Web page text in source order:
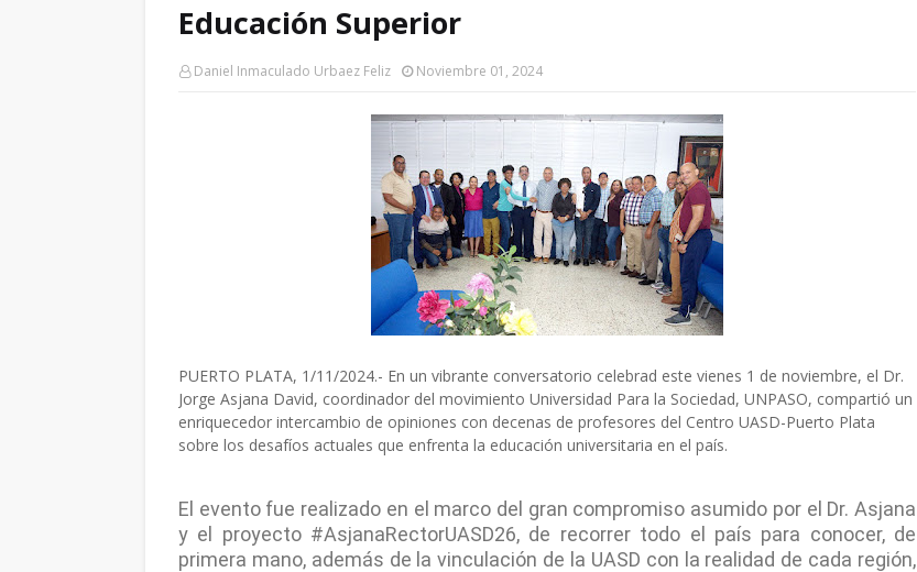
Educación Superior
Daniel Inmaculado Urbaez Feliz Noviembre 01, 2024
PUERTO PLATA, 1/11/2024.- En un vibrante conversatorio celebrad este vienes 1 de noviembre, el Dr.
Jorge Asjana David, coordinador del movimiento Universidad Para la Sociedad, UNPASO, compartió un
enriquecedor intercambio de opiniones con decenas de profesores del Centro UASD-Puerto Plata
sobre los desafíos actuales que enfrenta la educación universitaria en el país.
El evento fue realizado en el marco del gran compromiso asumido por el Dr. Asjana
y el proyecto #AsjanaRectorUASD26, de recorrer todo el país para conocer, de
primera mano, además de la vinculación de la UASD con la realidad de cada región,